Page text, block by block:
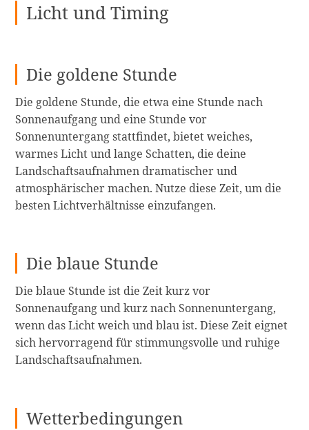
Licht und Timing
Die goldene Stunde
Die goldene Stunde, die etwa eine Stunde nach
Sonnenaufgang und eine Stunde vor
Sonnenuntergang stattfindet, bietet weiches,
warmes Licht und lange Schatten, die deine
Landschaftsaufnahmen dramatischer und
atmosphärischer machen. Nutze diese Zeit, um die
besten Lichtverhältnisse einzufangen.
Die blaue Stunde
Die blaue Stunde ist die Zeit kurz vor
Sonnenaufgang und kurz nach Sonnenuntergang,
wenn das Licht weich und blau ist. Diese Zeit eignet
sich hervorragend für stimmungsvolle und ruhige
Landschaftsaufnahmen.
Wetterbedingungen